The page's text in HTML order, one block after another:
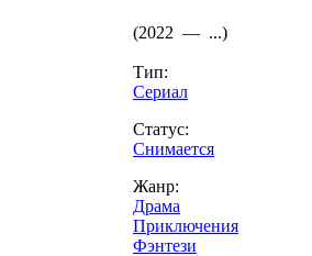
(2022 — ...)
Тип:
Сериал
Статус:
Снимается
Жанр:
Драма
Приключения
Фэнтези